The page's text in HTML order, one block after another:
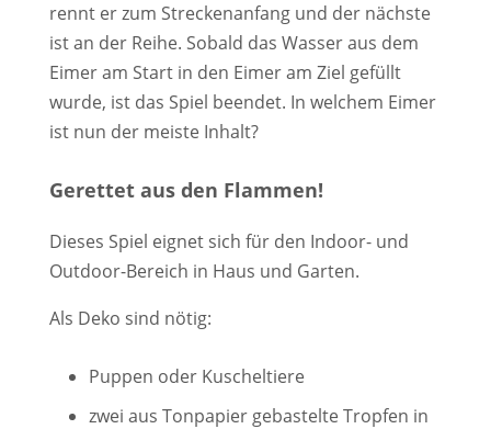
rennt er zum Streckenanfang und der nächste
ist an der Reihe. Sobald das Wasser aus dem
Eimer am Start in den Eimer am Ziel gefüllt
wurde, ist das Spiel beendet. In welchem Eimer
ist nun der meiste Inhalt?
Gerettet aus den Flammen!
Dieses Spiel eignet sich für den Indoor- und
Outdoor-Bereich in Haus und Garten.
Als Deko sind nötig:
Puppen oder Kuscheltiere
zwei aus Tonpapier gebastelte Tropfen in